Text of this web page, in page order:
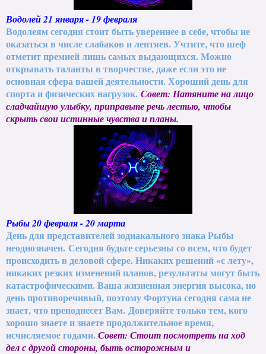
Водолей 21 января - 19 февраля
Водолеям сегодня стоит быть увереннее в себе, чтобы не
оказаться в числе слабаков и лентяев. Учтите, что шеф
отметит премией лишь самых выдающихся. Можно
открывать таланты в творчестве, даже если это не
основная сфера вашей деятельности. Хороший день для
спорта и физических нагрузок. Совет: Натяните на лицо
сладчайшую улыбку, приправьте речь лестью, чтобы
скрыть свои истинные чувства и планы.
Рыбы 20 февраля - 20 марта
День для представителей зодиакального знака Рыбы
неоднозначен. Сегодня будьте серьезны со всем, что будет
происходить в деловой сфере. Никаких решений «с лету»,
никаких резких изменений планов, результаты могут быть
катастрофическими. Ваша жизненная энергия высока, но
день противоречивый, поэтому Фортуна сегодня сама не
знает, что преподнесет Вам. Доверяйте только тем, кого
хорошо знаете и знаете продолжительное время,
исчисляемое годами.Совет: Стоит посмотреть на ход
дел с другой стороны, быть осторожным и